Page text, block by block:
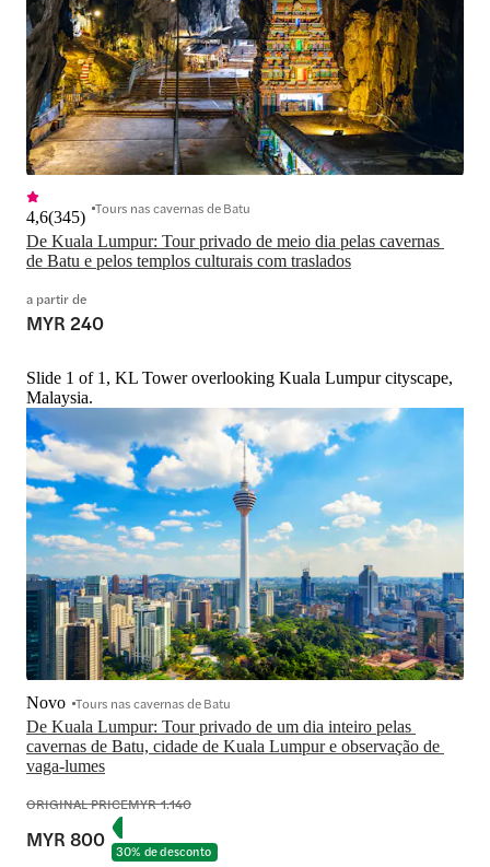
De Kuala Lumpur: Tour privado de meio dia pelas cavernas
de Batu e pelos templos culturais com traslados
4,6(345) Tours nas cavernas de Batu
a partir de
MYR 240
Slide 1 of 1, KL Tower overlooking Kuala Lumpur cityscape,
Malaysia.
De Kuala Lumpur: Tour privado de um dia inteiro pelas
cavernas de Batu, cidade de Kuala Lumpur e observação de
vaga-lumes
Novo Tours nas cavernas de Batu
ORIGINAL PRICEMYR 1.140
MYR 800 30% de desconto